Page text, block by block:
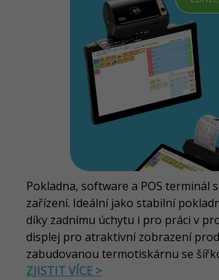
Pokladna, software a POS terminál
zařízení. Ideální jako stabilní
díky zadnímu úchytu i pro práci v
displej pro atraktivní zobrazení
zabudovanou termotiskárnu se
ZJISTIT VÍCE >